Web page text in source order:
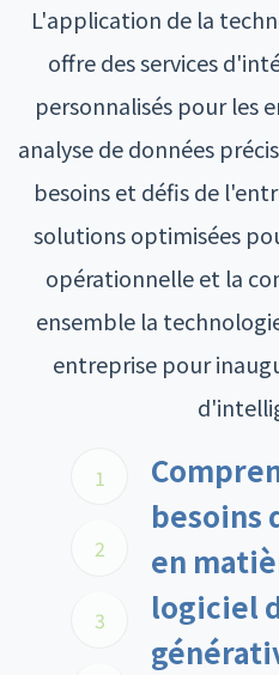
L'application de la
offre des services
personnalisés pour les
analyse de données
besoins et défis de
solutions optimisées
opérationnelle et la
ensemble la
entreprise pour
1
2
3
besoins
en
logiciel